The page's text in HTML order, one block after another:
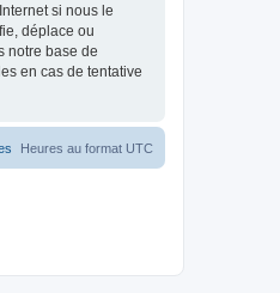
si nous le
déplace ou
notre base de
en cas de tentative
Heures au format UTC